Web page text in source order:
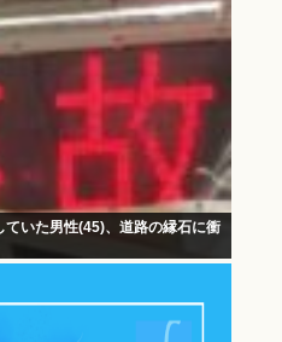
いた男性(45)、道路の縁石に衝